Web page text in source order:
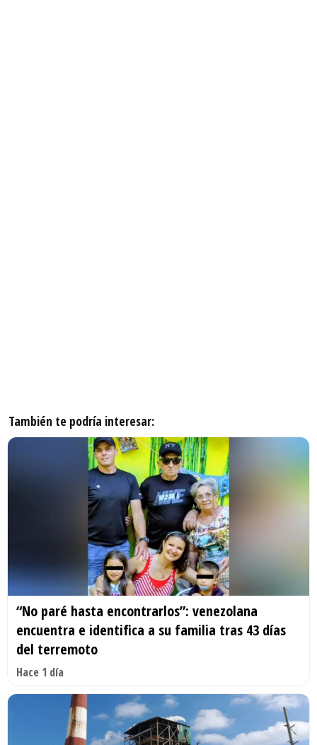
También te podría interesar:
“No paré hasta encontrarlos”: venezolana
encuentra e identifica a su familia tras 43 días
del terremoto
Hace 1 día